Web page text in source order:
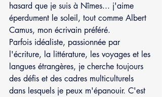
hasard que je suis à Nîmes... j'aime
éperdument le soleil, tout comme Albert
Camus, mon écrivain préféré.
Parfois idéaliste, passionnée par
l'écriture, la littérature, les voyages et les
langues étrangères, je cherche toujours
des défis et des cadres multiculturels
dans lesquels je peux m'épanouir. C'est